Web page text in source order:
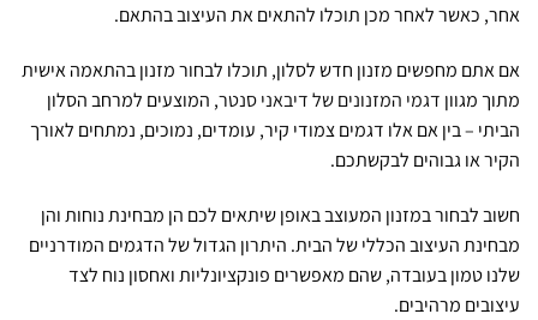
אחר, כאשר לאחר מכן תוכלו להתאים את העיצוב בהתאם.
אם אתם מחפשים מזנון חדש לסלון, תוכלו לבחור מזנון בהתאמה אישית
מתוך מגוון דגמי המזנונים של דיבאני סנטר, המוצעים למרחב הסלון
הביתי – בין אם אלו דגמים צמודי קיר, עומדים, נמוכים, נמתחים לאורך
הקיר או גבוהים לבקשתכם.
חשוב לבחור במזנון המעוצב באופן שיתאים לכם הן מבחינת נוחות והן
מבחינת העיצוב הכללי של הבית. היתרון הגדול של הדגמים המודרניים
שלנו טמון בעובדה, שהם מאפשרים פונקציונליות ואחסון נוח לצד
עיצובים מרהיבים.